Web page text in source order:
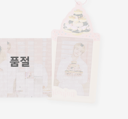
품절